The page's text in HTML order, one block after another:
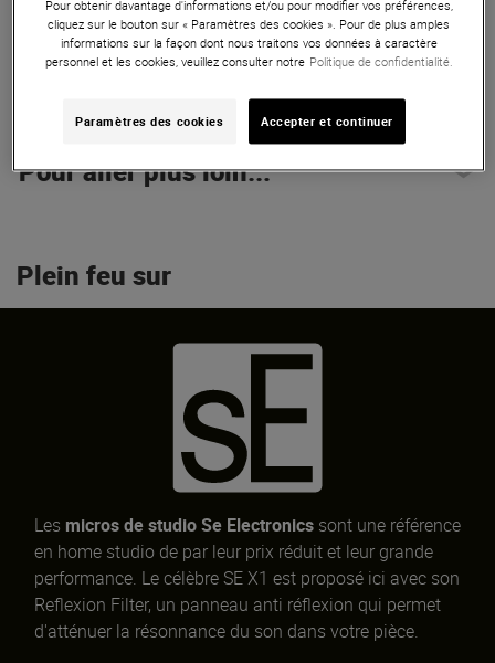
Pour aller plus loin...
Plein feu sur
Les micros de studio Se Electronics sont une référence
en home studio de par leur prix réduit et leur grande
performance. Le célèbre SE X1 est proposé ici avec son
Reflexion Filter, un panneau anti réflexion qui permet
d'atténuer la résonnance du son dans votre pièce.
Pour obtenir davantage d'informations et/ou pour modifier vos préférences,
cliquez sur le bouton sur « Paramètres des cookies ». Pour de plus amples
informations sur la façon dont nous traitons vos données à caractère
personnel et les cookies, veuillez consulter notre Politique de confidentialité.
Paramètres des cookies Accepter et continuer